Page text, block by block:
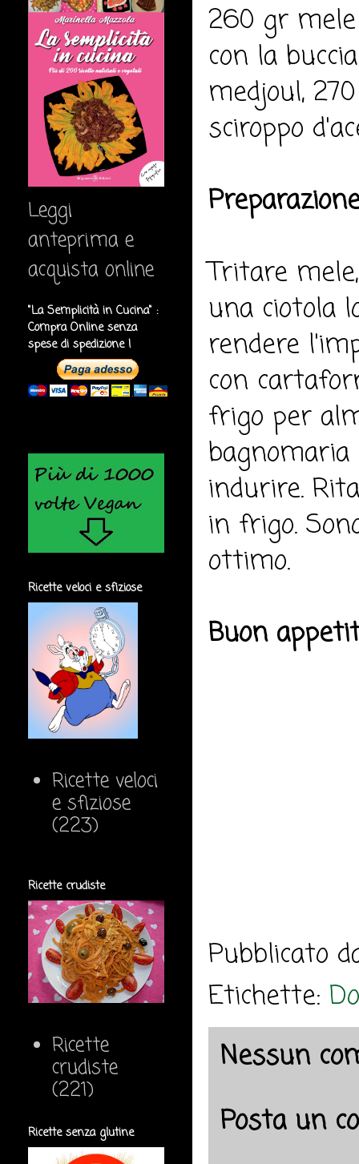
260 gr
con la
medjoul,
sciroppo
Tritare
una ciotola
rendere
con
frigo per
indurire.
in frigo.
ottimo.
Buon
Pubblicato
Etichette:
Nessun
Posta un
Leggi
anteprima e
acquista online
"La Semplicità in Cucina" :
Compra Online senza
spese di spedizione !
Ricette veloci e sfiziose
Ricette veloci
e sfiziose
(223)
Ricette crudiste
Ricette
crudiste
(221)
Ricette senza glutine